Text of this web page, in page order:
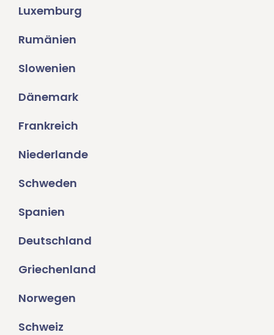
Luxemburg
Rumänien
Slowenien
Dänemark
Frankreich
Niederlande
Schweden
Spanien
Deutschland
Griechenland
Norwegen
Schweiz